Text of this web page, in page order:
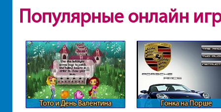
Популярные онлайн
Тото и День Валентина Гонка на Порше